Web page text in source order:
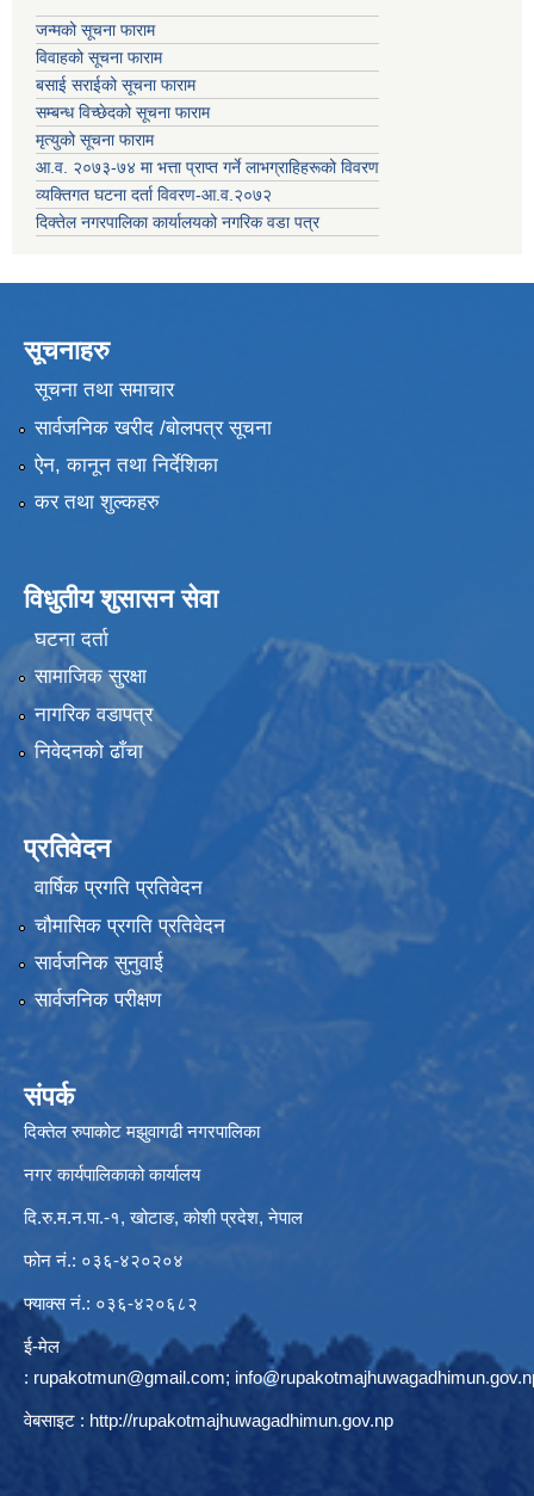
जन्मको सूचना फाराम
विवाहको सूचना फाराम
बसाई सराईको सूचना फाराम
सम्बन्ध विच्छेदको सूचना फाराम
मृत्युको सूचना फाराम
आ.व. २०७३-७४ मा भत्ता प्राप्त गर्ने लाभग्राहिहरूको विवरण
व्यक्तिगत घटना दर्ता विवरण-आ.व.२०७२
दिक्तेल नगरपालिका कार्यालयको नगरिक वडा पत्र
सूचनाहरु
सूचना तथा समाचार
सार्वजनिक खरीद /बोलपत्र सूचना
ऐन, कानून तथा निर्देशिका
कर तथा शुल्कहरु
विधुतीय शुसासन सेवा
घटना दर्ता
सामाजिक सुरक्षा
नागरिक वडापत्र
निवेदनको ढाँचा
प्रतिवेदन
वार्षिक प्रगति प्रतिवेदन
चौमासिक प्रगति प्रतिवेदन
सार्वजनिक सुनुवाई
सार्वजनिक परीक्षण
संपर्क
दिक्तेल रुपाकोट मझुवागढी नगरपालिका
नगर कार्यपालिकाको कार्यालय
दि.रु.म.न.पा.-१, खोटाङ, कोशी प्रदेश, नेपाल
फोन नं.: ०३६-४२०२०४
फ्याक्स नं.: ०३६-४२०६८२
ई-मेल
: rupakotmun@gmail.com;
वेबसाइट : http://rupakotmajhuwagadhimun.gov.np